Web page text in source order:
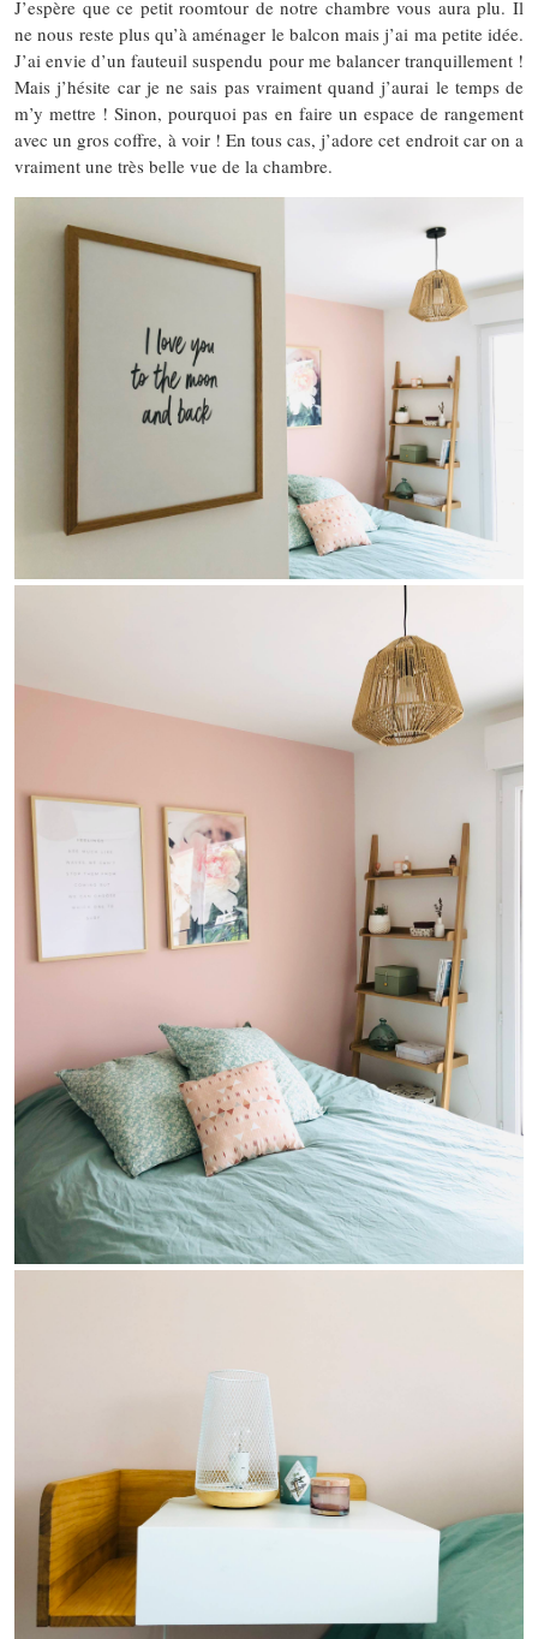
J’espère que ce petit roomtour de notre chambre vous aura plu. Il
ne nous reste plus qu’à aménager le balcon mais j’ai ma petite idée.
J’ai envie d’un fauteuil suspendu pour me balancer tranquillement !
Mais j’hésite car je ne sais pas vraiment quand j’aurai le temps de
m’y mettre ! Sinon, pourquoi pas en faire un espace de rangement
avec un gros coffre, à voir ! En tous cas, j’adore cet endroit car on a
vraiment une très belle vue de la chambre.